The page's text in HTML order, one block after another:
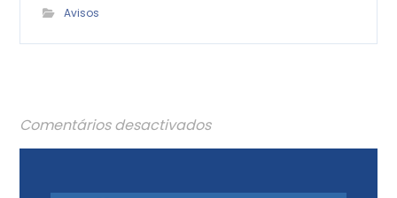
Avisos
Comentários desactivados